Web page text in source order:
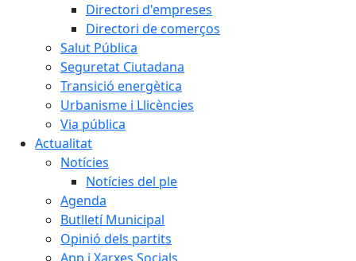
Directori d'empreses
Directori de comerços
Salut Pública
Seguretat Ciutadana
Transició energètica
Urbanisme i Llicències
Via pública
Actualitat
Notícies
Notícies del ple
Agenda
Butlletí Municipal
Opinió dels partits